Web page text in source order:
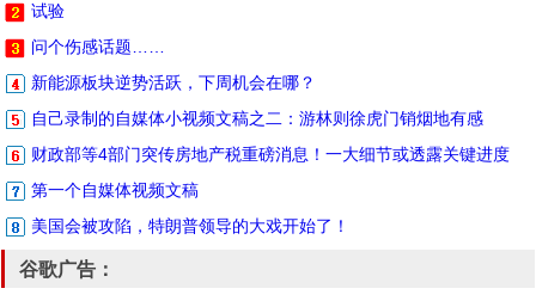
试验
问个伤感话题……
新能源板块逆势活跃，下周机会在哪？
自己录制的自媒体小视频文稿之二：游林则徐虎门销烟地有感
财政部等4部门突传房地产税重磅消息！一大细节或透露关键进度
第一个自媒体视频文稿
美国会被攻陷，特朗普领导的大戏开始了！
谷歌广告：